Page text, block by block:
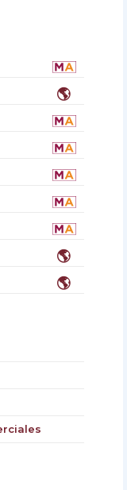
🌎
🌎
🌎